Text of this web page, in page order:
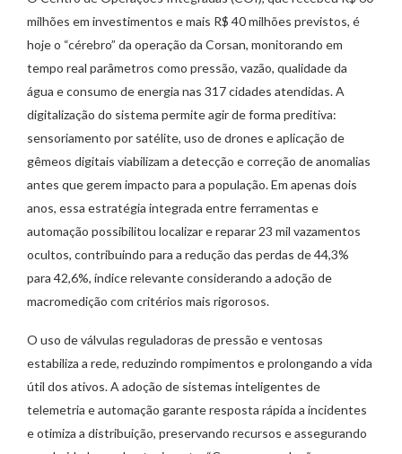
milhões em investimentos e mais R$ 40 milhões previstos, é
hoje o “cérebro” da operação da Corsan, monitorando em
tempo real parâmetros como pressão, vazão, qualidade da
água e consumo de energia nas 317 cidades atendidas. A
digitalização do sistema permite agir de forma preditiva:
sensoriamento por satélite, uso de drones e aplicação de
gêmeos digitais viabilizam a detecção e correção de anomalias
antes que gerem impacto para a população. Em apenas dois
anos, essa estratégia integrada entre ferramentas e
automação possibilitou localizar e reparar 23 mil vazamentos
ocultos, contribuindo para a redução das perdas de 44,3%
para 42,6%, índice relevante considerando a adoção de
macromedição com critérios mais rigorosos.
O uso de válvulas reguladoras de pressão e ventosas
estabiliza a rede, reduzindo rompimentos e prolongando a vida
útil dos ativos. A adoção de sistemas inteligentes de
telemetria e automação garante resposta rápida a incidentes
e otimiza a distribuição, preservando recursos e assegurando